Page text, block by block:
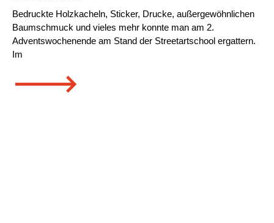
Bedruckte Holzkacheln, Sticker, Drucke, außergewöhnlichen
Baumschmuck und vieles mehr konnte man am 2.
Adventswochenende am Stand der Streetartschool ergattern.
Im
🡒